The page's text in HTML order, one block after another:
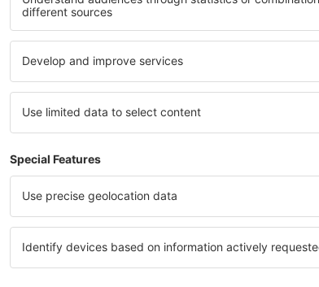
in in Middleton in
in Middleton in Teesdale zu finden,
Suchmaschine für Unterkünfte.
garantiert, dass Sie gerade
Geben Sie den Reiseort in die
wählen Sie die Check-In- und
der Gäste und Zimmer aus.
werden die zum angegebenen
angezeigt. Sie können ganz
vom Zentrum, die
oder die Anzahl der Sterne,
in
Hotels in
Gäste
WLAN-
bieten